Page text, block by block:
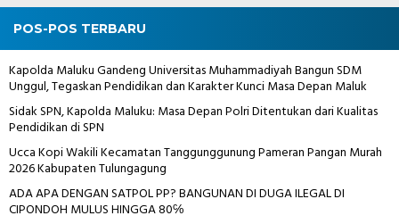
POS-POS TERBARU
Kapolda Maluku Gandeng Universitas Muhammadiyah Bangun SDM
Unggul, Tegaskan Pendidikan dan Karakter Kunci Masa Depan Maluk
Sidak SPN, Kapolda Maluku: Masa Depan Polri Ditentukan dari Kualitas
Pendidikan di SPN
Ucca Kopi Wakili Kecamatan Tanggunggunung Pameran Pangan Murah
2026 Kabupaten Tulungagung
ADA APA DENGAN SATPOL PP? BANGUNAN DI DUGA ILEGAL DI
CIPONDOH MULUS HINGGA 80℅